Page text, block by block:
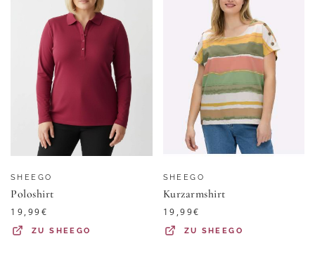
SHEEGO
Poloshirt
19,99€
ZUSHEEGO
SHEEGO
Kurzarmshirt
19,99€
ZU SHEEGO